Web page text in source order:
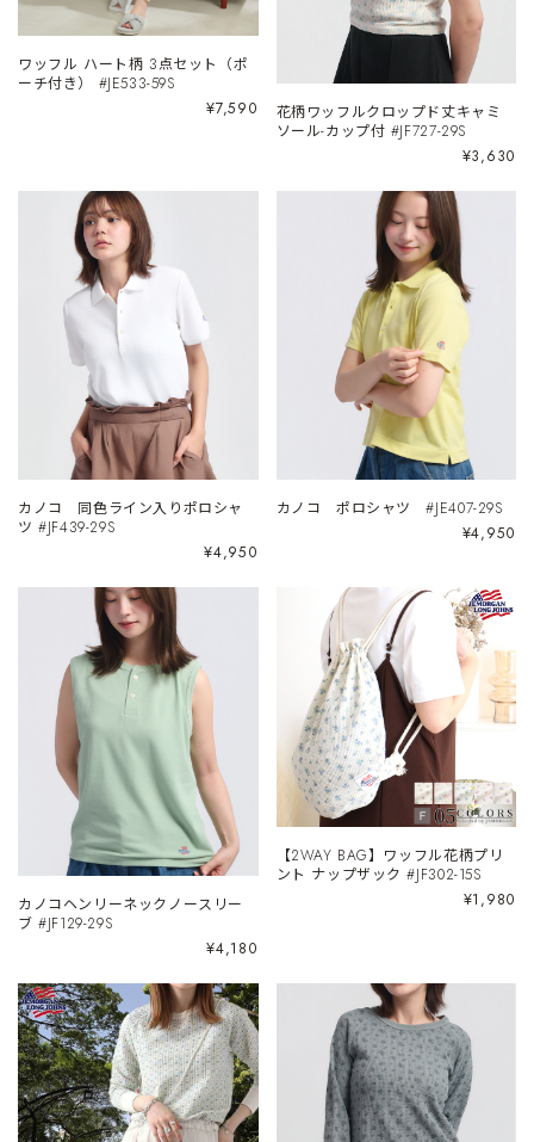
ワッフル ハート柄 3点セット（ポ
ーチ付き） #JE533-59S
¥7,590
花柄ワッフルクロップド丈キャミ
ソール-カップ付 #JF727-29S
¥3,630
カノコ 同色ライン入りポロシャ
ツ #JF439-29S
¥4,950
カノコ ポロシャツ #JE407-29S
¥4,950
カノコヘンリーネックノースリー
ブ #JF129-29S
¥4,180
【2WAY BAG】ワッフル花柄プリ
ント ナップザック #JF302-15S
¥1,980